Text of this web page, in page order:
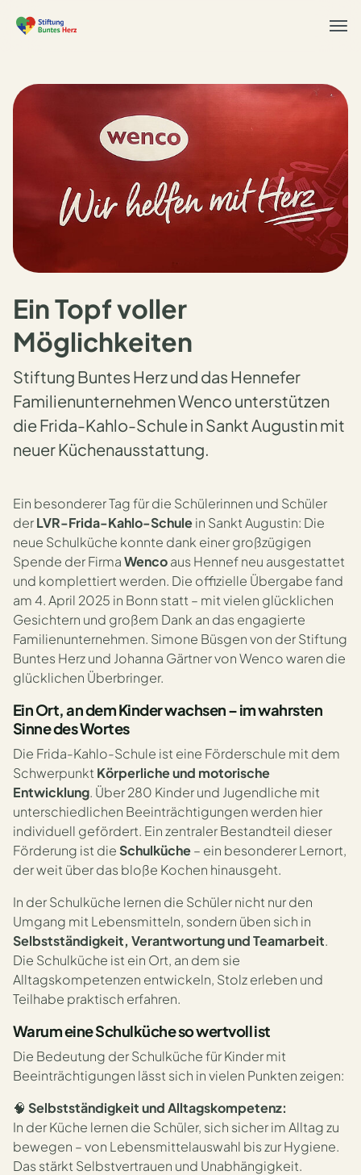
Ein Topf voller
Möglichkeiten
Stiftung Buntes Herz und das Hennefer
Familienunternehmen Wenco unterstützen
die Frida-Kahlo-Schule in Sankt Augustin mit
neuer Küchenausstattung.
Ein besonderer Tag für die Schülerinnen und Schüler
derLVR-Frida-Kahlo-Schulein Sankt Augustin: Die
neue Schulküche konnte dank einer großzügigen
Spende der FirmaWencoaus Hennef neu ausgestattet
und komplettiert werden. Die offizielle Übergabe fand
am 4. April 2025 in Bonn statt – mit vielen glücklichen
Gesichtern und großem Dank an das engagierte
Familienunternehmen. Simone Büsgen von der Stiftung
Buntes Herz und Johanna Gärtner von Wenco waren die
glücklichen Überbringer.
Ein Ort, an dem Kinder wachsen – im wahrsten
Sinne des Wortes
Die Frida-Kahlo-Schule ist eine Förderschule mit dem
Schwerpunkt Körperliche und motorische
Entwicklung. Über 280 Kinder und Jugendliche mit
unterschiedlichen Beeinträchtigungen werden hier
individuell gefördert. Ein zentraler Bestandteil dieser
Förderung ist dieSchulküche– ein besonderer Lernort,
der weit über das bloße Kochen hinausgeht.
In der Schulküche lernen die Schüler nicht nur den
Umgang mit Lebensmitteln, sondern üben sich in
Selbstständigkeit, Verantwortung und Teamarbeit.
Die Schulküche ist ein Ort, an dem sie
Alltagskompetenzen entwickeln, Stolz erleben und
Teilhabe praktisch erfahren.
Warum eine Schulküche so wertvoll ist
Die Bedeutung der Schulküche für Kinder mit
Beeinträchtigungen lässt sich in vielen Punkten zeigen:
🧠 Selbstständigkeit und Alltagskompetenz:
In der Küche lernen die Schüler, sich sicher im Alltag zu
bewegen – von Lebensmittelauswahl bis zur Hygiene.
Das stärkt Selbstvertrauen und Unabhängigkeit.